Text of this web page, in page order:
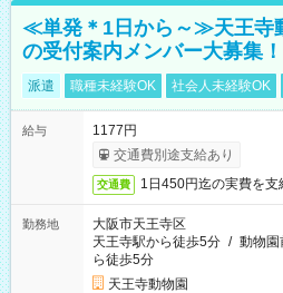
≪単発＊1日から～≫天王寺
の受付案内メンバー大募集！
派遣 職種未経験OK 社会人未経験OK
給与
1177円
交通費別途支給あり
交通費 1日450円迄の実費を支
勤務地
大阪市天王寺区
天王寺駅から徒歩5分 / 動物園
ら徒歩5分
天王寺動物園